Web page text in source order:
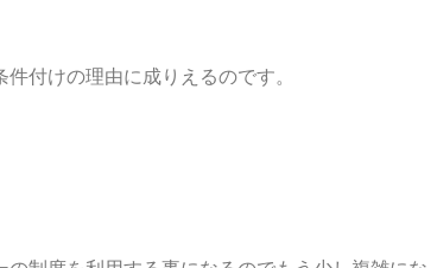
付けの理由に成りえるのです。